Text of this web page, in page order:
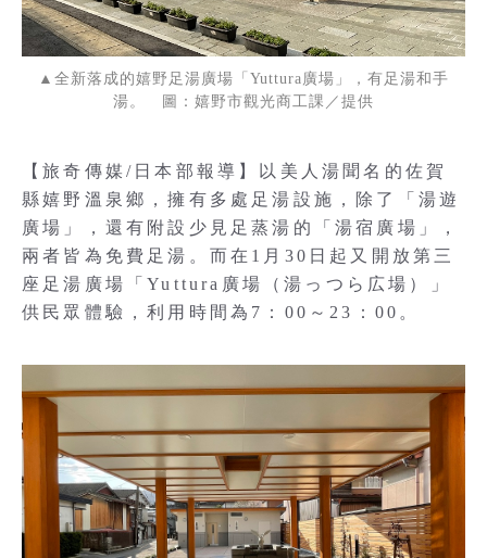
▲全新落成的嬉野足湯廣場「Yuttura廣場」，有足湯和手
湯。 圖：嬉野市觀光商工課／提供
【旅奇傳媒/日本部報導】以美人湯聞名的佐賀
縣嬉野溫泉鄉，擁有多處足湯設施，除了「湯遊
廣場」，還有附設少見足蒸湯的「湯宿廣場」，
兩者皆為免費足湯。而在1月30日起又開放第三
座足湯廣場「Yuttura廣場（湯っつら広場）」
供民眾體驗，利用時間為7：00～23：00。